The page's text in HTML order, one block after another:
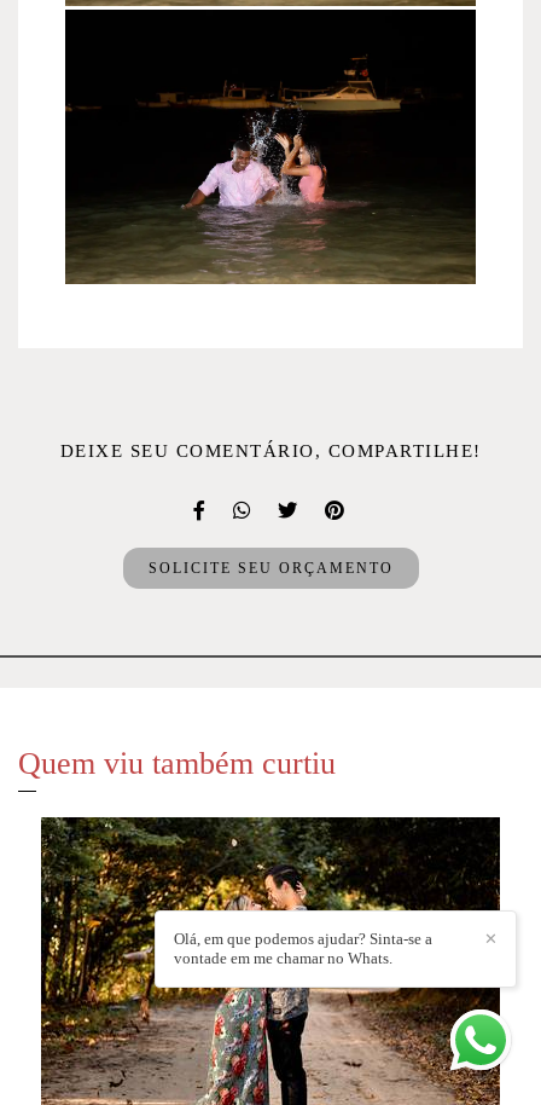
DEIXE SEU COMENTÁRIO, COMPARTILHE!
SOLICITE SEU ORÇAMENTO
Quem viu também curtiu
✕
Olá, em que podemos ajudar? Sinta-se a
vontade em me chamar no Whats.